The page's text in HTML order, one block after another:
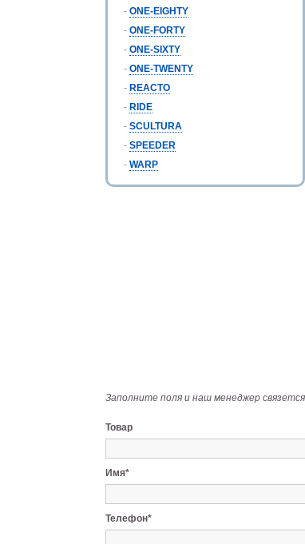
- ONE-EIGHTY
- ONE-FORTY
- ONE-SIXTY
- ONE-TWENTY
- REACTO
- RIDE
- SCULTURA
- SPEEDER
- WARP
Заполните поля и наш менеджер
Товар
Имя*
Телефон*